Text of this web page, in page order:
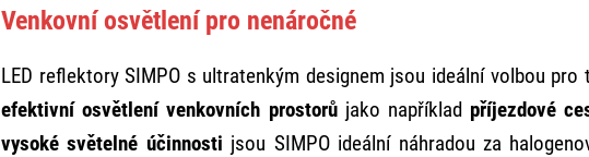
Venkovní osvětlení pro nenáročné
LED reflektory SIMPO s ultratenkým designem jsou ideální volbou pro
efektivní osvětlení venkovních prostorů jako například příjezdové
vysoké světelné účinnosti jsou SIMPO ideální náhradou za